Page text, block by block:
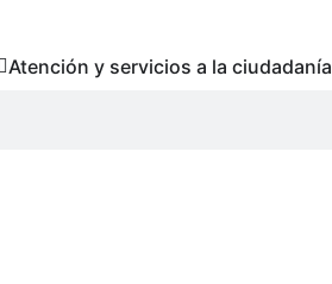
Atención y servicios a la ciudadanía